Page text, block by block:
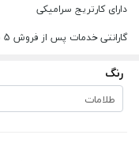
دارای کارتریج سرامیکی
گارانتی خدمات پس از فروش 5 سال از شرکت راسان
رنگ